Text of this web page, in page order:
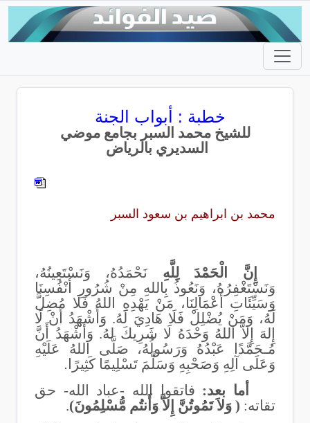
خطبة : أبواب الجنة
للشيخ محمد السبر بجامع موضي
السديري بالرياض
محمد بن ابراهيم بن سعود السبر
إِنَّ الْحَمْدَ لِلَّهِ نَحْمَدُهُ، وَنَسْتَعِينُهُ،
وَنَسْتَغْفِرُهُ، وَنَعُوذُ بِاللهِ مِنْ شُرُورِ أنْفُسِنَا
وَسَيِّئَاتِ أَعْمَالِنَا، مَنْ يَهْدِهِ اللهُ فَلَا مُضِلَّ
لَهُ، وَمَنْ يُضْلِلْ فَلَا هَادِيَ لَهُ. وَأَشْهَدُ أَنْ لَا
إِلهَ إِلاَّ اللهُ وَحْدَهُ لَا شَرِيكَ لهُ. وَأَشْهَدُ أَنَّ
مُـحَمَّدًا عَبْدُهُ وَرَسُولُهُ، صَلَّى اللهُ عَلَيْهِ
وَعَلَى آلِهِ وَصَحْبِهِ وَسَلَّمَ تَسْلِيمًا كَثِيرًا .
أما بعد: فاتقوا الله -عباد الله- حق
تقاته: ( وَلاَ تَمُوتُنَّ إِلاَّ وَأَنتُم مُّسْلِمُونَ).